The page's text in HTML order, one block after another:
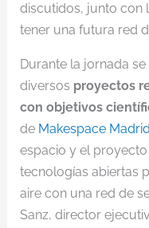
discutidos, junto con
tener una futura red
Durante la jornada
diversos proyectos
con objetivos
de Makespace Madrid
espacio y el proyecto
tecnologías abiertas
aire con una red de
Sanz, director